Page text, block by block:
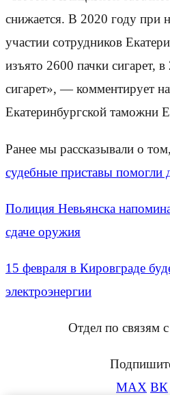
снижается. В 2020 году при
участии сотрудников
изъято 2600 пачки сигарет,
сигарет», — комментирует
Екатеринбургской таможни
Ранее мы рассказывали о
судебные приставы помогли
Полиция Невьянска
сдаче оружия
15 февраля в Кировграде
электроэнергии
Отдел по связям
MAX ВК